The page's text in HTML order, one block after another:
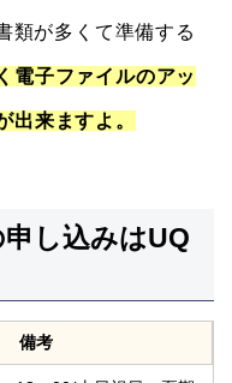
類が多くて準備する
電子ファイルのアッ
出来ますよ。
し込みはUQ
備考